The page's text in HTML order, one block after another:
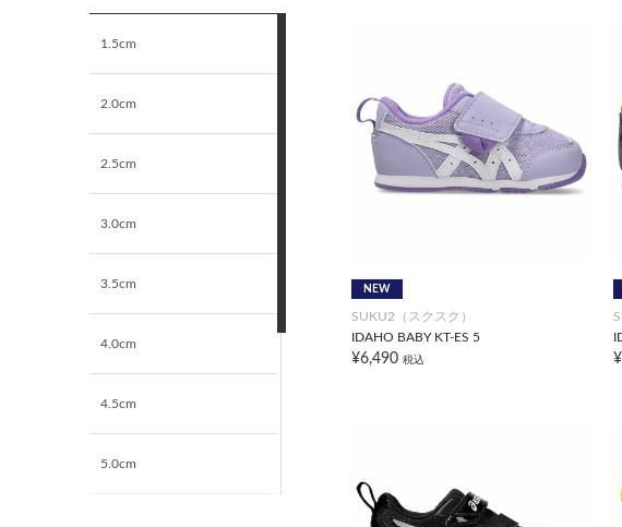
1.5cm
2.0cm
2.5cm
3.0cm
3.5cm
4.0cm
4.5cm
5.0cm
NEW
SUKU2（スクスク）
IDAHO BABY KT-ES 5
¥6,490 税込